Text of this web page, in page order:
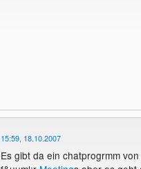
15:59, 18.10.2007
Es gibt da ein chatprogrmm